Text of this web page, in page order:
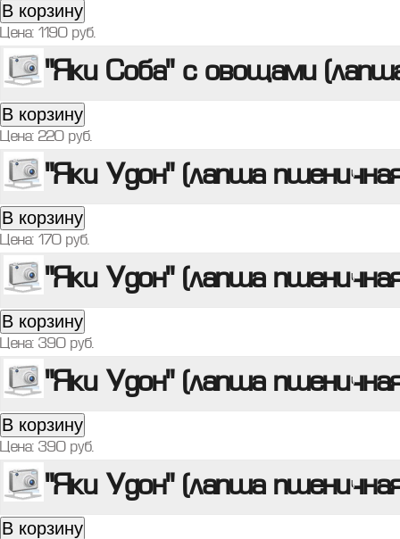
В корзину
Цена: 1190 руб.
"Яки Соба" с овощами
В корзину
Цена: 220 руб.
"Яки Удон" (лапша
В корзину
Цена: 170 руб.
"Яки Удон" (лапша
В корзину
Цена: 390 руб.
"Яки Удон" (лапша
В корзину
Цена: 390 руб.
"Яки Удон" (лапша
В корзину